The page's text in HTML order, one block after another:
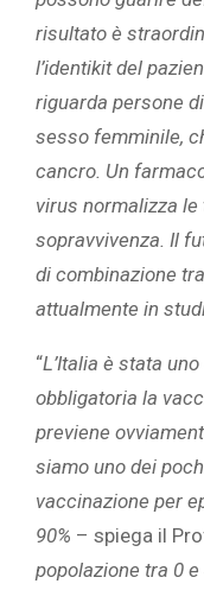
risultato è
l’identikit del
riguarda persone
sesso femminile,
cancro. Un
virus normalizza
sopravvivenza. Il
di combinazione
attualmente in
“L’Italia è stata
obbligatoria la
previene
siamo uno dei
vaccinazione per
90% – spiega il
popolazione tra 0